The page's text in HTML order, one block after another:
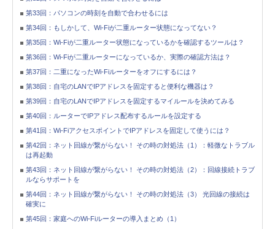
第33回：パソコンの時刻を自動で合わせるには
第34回：もしかして、Wi-Fiが二重ルーター状態になってない？
第35回：Wi-Fiが二重ルーター状態になっているかを確認するツールは？
第36回：Wi-Fiが二重ルーターになっているか、実際の確認方法は？
第37回：二重になったWi-Fiルーターをオフにするには？
第38回：自宅のLANでIPアドレスを固定すると便利な機器は？
第39回：自宅のLANでIPアドレスを固定するマイルールを決めてみる
第40回：ルーターでIPアドレス配布するルールを設定する
第41回：Wi-FiアクセスポイントでIPアドレスを固定して使うには？
第42回：ネット回線が繋がらない！ その時の対処法（1）：軽微なトラブル
は再起動
第43回：ネット回線が繋がらない！ その時の対処法（2）：回線接続トラブ
ルならサポートを
第44回：ネット回線が繋がらない！ その時の対処法（3） 光回線の接続は
確実に
第45回：家庭へのWi-Fiルーターの導入まとめ（1）